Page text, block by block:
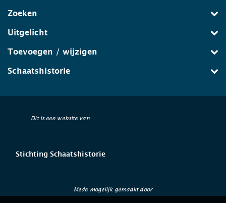
Zoeken
Uitgelicht
Toevoegen / wijzigen
Schaatshistorie
Dit is een website van
Stichting Schaatshistorie
Mede mogelijk gemaakt door